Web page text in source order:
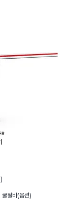
절바(옵션)